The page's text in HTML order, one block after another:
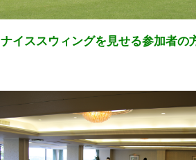
ナイススウィングを見せる参加者の